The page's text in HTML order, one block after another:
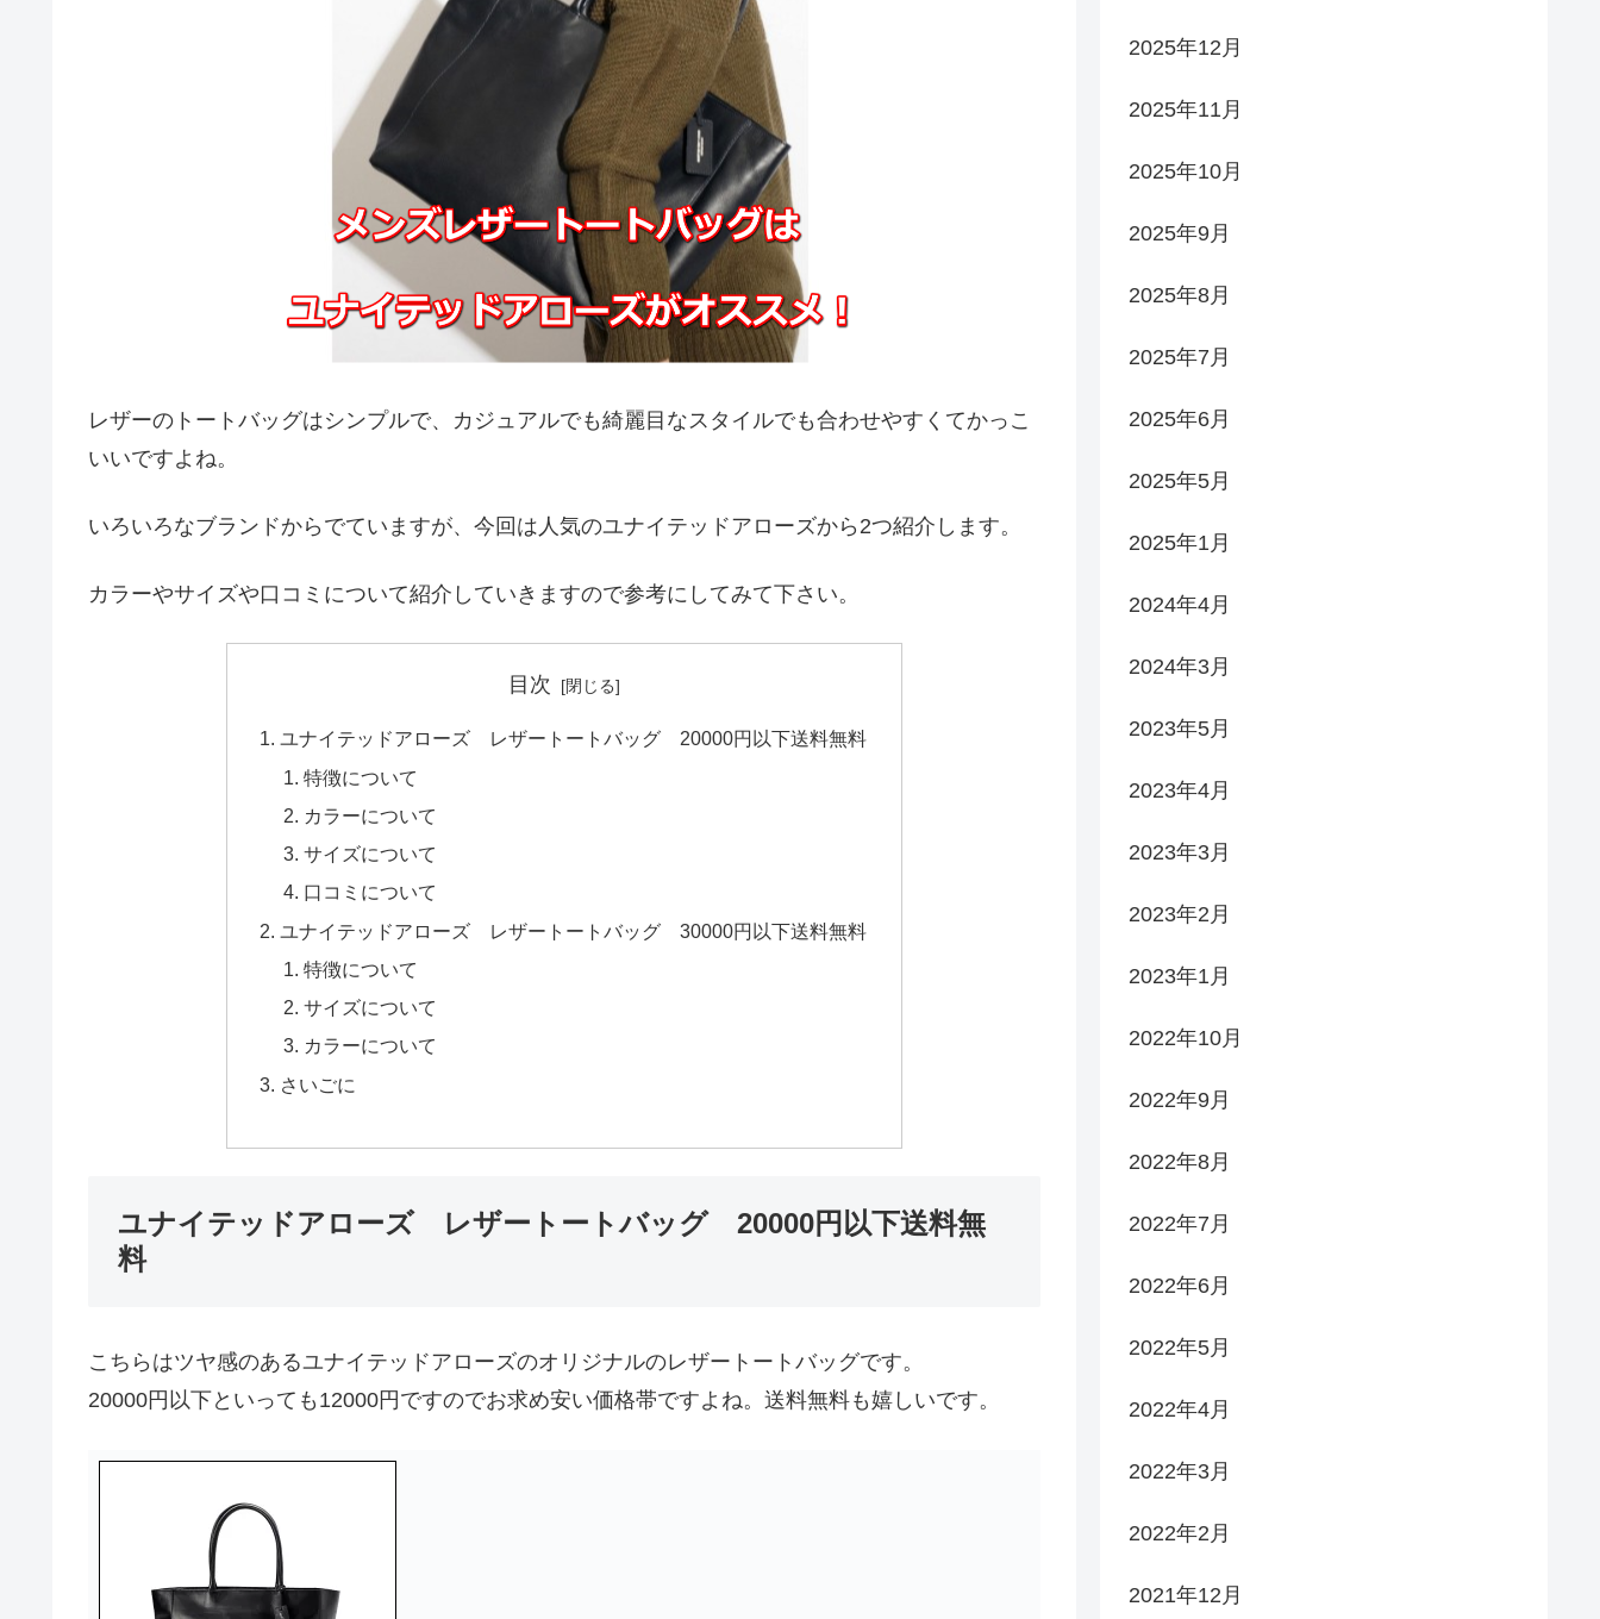
レザーのトートバッグはシンプルで、カジュアルでも綺麗目なスタイルでも合わせやすくてかっこ
いいですよね。
いろいろなブランドからでていますが、今回は人気のユナイテッドアローズから2つ紹介します。
カラーやサイズや口コミについて紹介していきますので参考にしてみて下さい。
目次
ユナイテッドアローズ レザートートバッグ 20000円以下送料無料
特徴について
カラーについて
サイズについて
口コミについて
ユナイテッドアローズ レザートートバッグ 30000円以下送料無料
特徴について
サイズについて
カラーについて
さいごに
ユナイテッドアローズ レザートートバッグ 20000円以下送料無
料
こちらはツヤ感のあるユナイテッドアローズのオリジナルのレザートートバッグです。
20000円以下といっても12000円ですのでお求め安い価格帯ですよね。送料無料も嬉しいです。
2025年12月
2025年11月
2025年10月
2025年9月
2025年8月
2025年7月
2025年6月
2025年5月
2025年1月
2024年4月
2024年3月
2023年5月
2023年4月
2023年3月
2023年2月
2023年1月
2022年10月
2022年9月
2022年8月
2022年7月
2022年6月
2022年5月
2022年4月
2022年3月
2022年2月
2021年12月